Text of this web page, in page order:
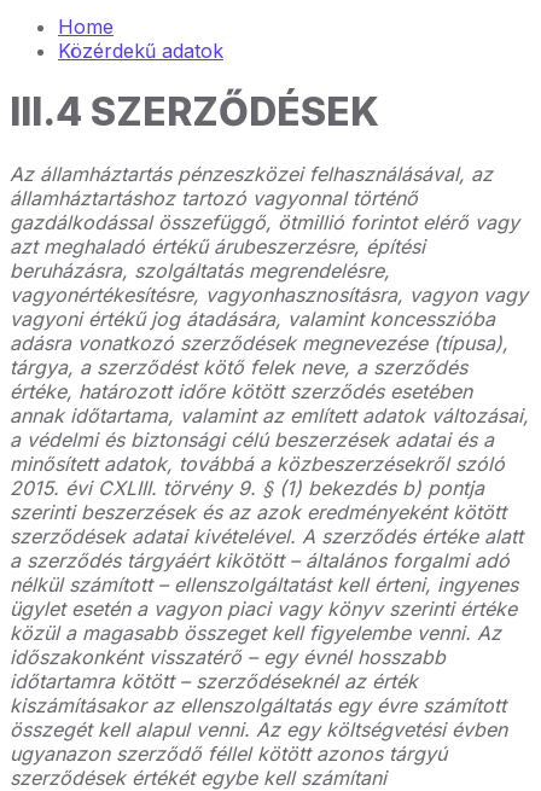
Home
Közérdekű adatok
III.4 SZERZŐDÉSEK
Az államháztartás pénzeszközei felhasználásával, az
államháztartáshoz tartozó vagyonnal történő
gazdálkodással összefüggő, ötmillió forintot elérő vagy
azt meghaladó értékű árubeszerzésre, építési
beruházásra, szolgáltatás megrendelésre,
vagyonértékesítésre, vagyonhasznosításra, vagyon vagy
vagyoni értékű jog átadására, valamint koncesszióba
adásra vonatkozó szerződések megnevezése (típusa),
tárgya, a szerződést kötő felek neve, a szerződés
értéke, határozott időre kötött szerződés esetében
annak időtartama, valamint az említett adatok változásai,
a védelmi és biztonsági célú beszerzések adatai és a
minősített adatok, továbbá a közbeszerzésekről szóló
2015. évi CXLIII. törvény 9. § (1) bekezdés b) pontja
szerinti beszerzések és az azok eredményeként kötött
szerződések adatai kivételével. A szerződés értéke alatt
a szerződés tárgyáért kikötött – általános forgalmi adó
nélkül számított – ellenszolgáltatást kell érteni, ingyenes
ügylet esetén a vagyon piaci vagy könyv szerinti értéke
közül a magasabb összeget kell figyelembe venni. Az
időszakonként visszatérő – egy évnél hosszabb
időtartamra kötött – szerződéseknél az érték
kiszámításakor az ellenszolgáltatás egy évre számított
összegét kell alapul venni. Az egy költségvetési évben
ugyanazon szerződő féllel kötött azonos tárgyú
szerződések értékét egybe kell számítani